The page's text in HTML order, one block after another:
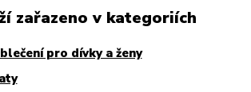
zařazeno v kategoriích
pro dívky a ženy